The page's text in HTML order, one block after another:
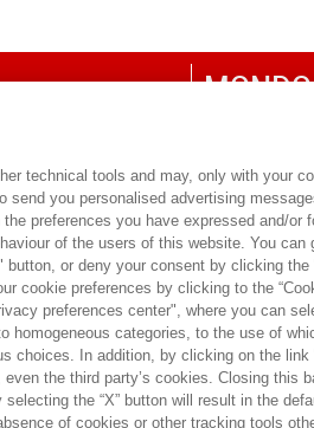
SDA
technical tools and may, only with your
send you personalised advertising
preferences you have expressed and/or
of the users of this website. You can
or deny your consent by clicking
cookie preferences by clicking to the
preferences center", where you can
homogeneous categories, to the use of
choices. In addition, by clicking on the
the third party’s cookies. Closing this
the “X” button will result in the
of cookies or other tracking tools